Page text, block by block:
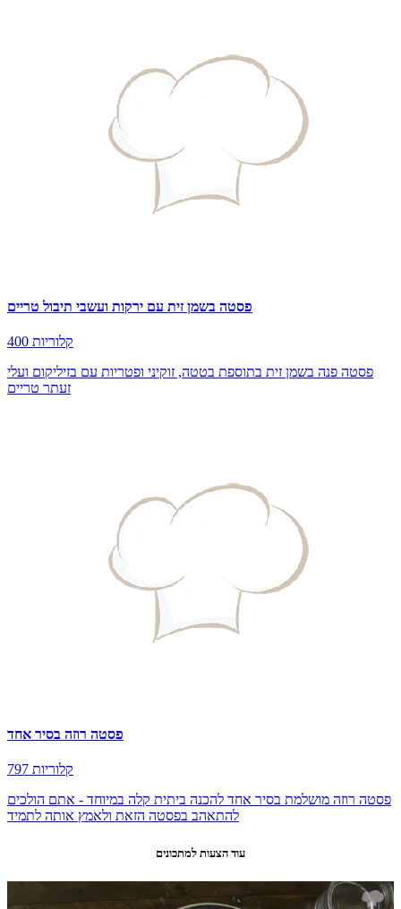
פסטה בשמן זית עם ירקות ועשבי תיבול טריים
400 קלוריות
פסטה פנה בשמן זית בתוספת בטטה, זוקיני ופטריות עם בזיליקום ועלי
זעתר טריים
פסטה רוזה בסיר אחד
797 קלוריות
פסטה רוזה מושלמת בסיר אחד להכנה ביתית קלה במיוחד - אתם הולכים
להתאהב בפסטה הזאת ולאמץ אותה לתמיד
עוד הצעות למתכונים